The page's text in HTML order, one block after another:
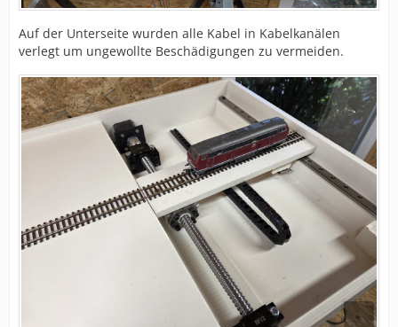
Auf der Unterseite wurden alle Kabel in Kabelkanälen
verlegt um ungewollte Beschädigungen zu vermeiden.